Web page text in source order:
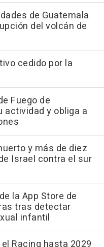
de Guatemala
del volcán de
cedido por la
Fuego de
actividad y obliga a
y más de diez
Israel contra el sur
la App Store de
tras detectar
infantil
Racing hasta 2029